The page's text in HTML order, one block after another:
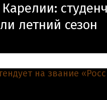
летний сезон